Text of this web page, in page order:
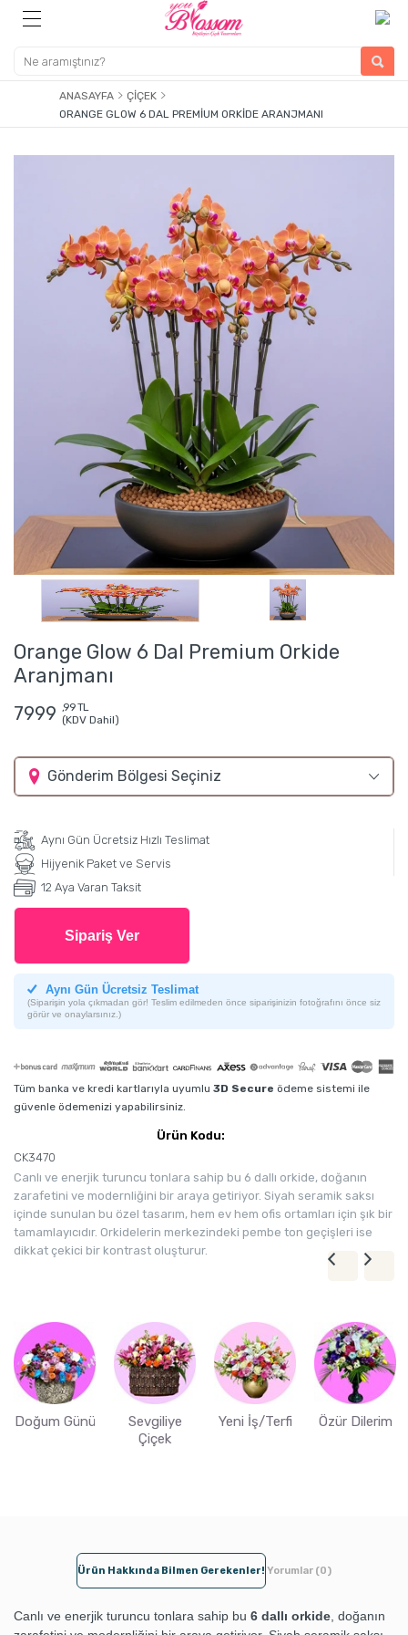
ANASAYFA
ÇIÇEK
ORANGE GLOW 6 DAL PREMIUM ORKIDE ARANJMANI
Orange Glow 6 Dal Premium Orkide
Aranjmanı
7999 ,99 TL
(KDV Dahil)
Gönderim Bölgesi Seçiniz
Aynı Gün Ücretsiz Hızlı Teslimat
Hijyenik Paket ve Servis
12 Aya Varan Taksit
Sipariş Ver
Aynı Gün Ücretsiz Teslimat
(Siparişin yola çıkmadan gör! Teslim edilmeden önce siparişinizin fotoğrafını önce siz
görür ve onaylarsınız.)
Tüm banka ve kredi kartlarıyla uyumlu 3D Secure ödeme sistemi ile
güvenle ödemenizi yapabilirsiniz.
Ürün Kodu:
CK3470
Canlı ve enerjik turuncu tonlara sahip bu 6 dallı orkide, doğanın
zarafetini ve modernliğini bir araya getiriyor. Siyah seramik saksı
içinde sunulan bu özel tasarım, hem ev hem ofis ortamları için şık bir
tamamlayıcıdır. Orkidelerin merkezindeki pembe ton geçişleri ise
dikkat çekici bir kontrast oluşturur.
Doğum Günü
Sevgiliye
Çiçek
Yeni İş/Terfi Özür Dilerim
Ürün Hakkında Bilmen Gerekenler! Yorumlar (0)
Canlı ve enerjik turuncu tonlara sahip bu 6 dallı orkide , doğanın